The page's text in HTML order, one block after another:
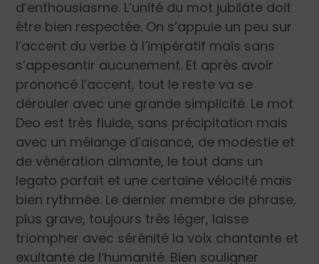
d’enthousiasme. L’unité du mot jubiláte doit
être bien respectée. On s’appuie un peu sur
l’accent du verbe à l’impératif mais sans
s’appesantir aucunement. Et après avoir
prononcé l’accent, tout le reste va se
dérouler avec une grande simplicité. Le mot
Deo est très fluide, sans précipitation mais
avec un mélange d’aisance, de modestie et
de vénération aimante, le tout dans un
legato parfait et une certaine vélocité mais
bien rythmée. Le dernier membre de phrase,
plus grave, toujours très léger, laisse
triompher avec sérénité la voix chantante et
exultante de l’humanité. Bien souligner